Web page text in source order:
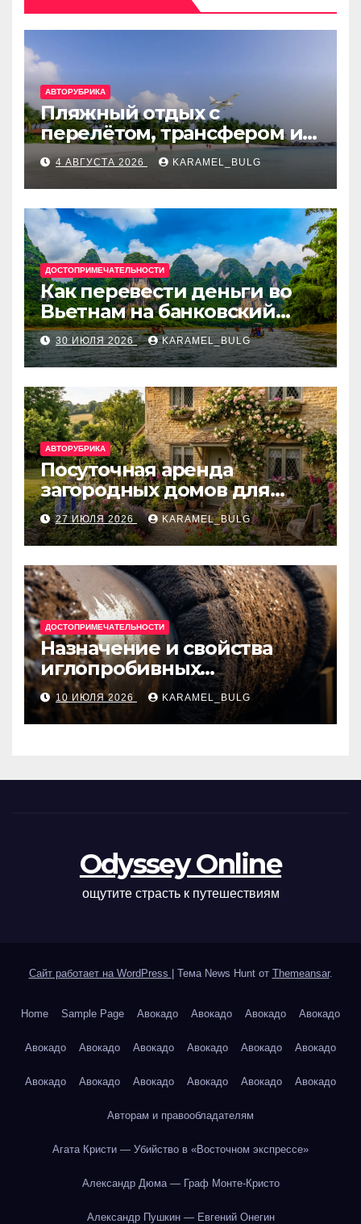
АВТОРУБРИКА
Пляжный отдых с
перелётом, трансфером и
отелем на Мальдивах, в
Турции, Греции, Таиланде
и Европе
4 АВГУСТА 2026 KARAMEL_BULG
ДОСТОПРИМЕЧАТЕЛЬНОСТИ
Как перевести деньги во
Вьетнам на банковский
счёт: VietcomBank, BIDV,
Techcombank и другие
банки
30 ИЮЛЯ 2026 KARAMEL_BULG
АВТОРУБРИКА
Посуточная аренда
загородных домов для
отдыха
27 ИЮЛЯ 2026 KARAMEL_BULG
ДОСТОПРИМЕЧАТЕЛЬНОСТИ
Назначение и свойства
иглопробивных
базальтовых огнеупорных
матов
10 ИЮЛЯ 2026 KARAMEL_BULG
Odyssey Online
ощутите страсть к путешествиям
Сайт работает на WordPress Тема News Hunt от Themeansar.
Home Sample Page Авокадо Авокадо Авокадо Авокадо
Авокадо Авокадо Авокадо Авокадо Авокадо Авокадо
Авокадо Авокадо Авокадо Авокадо Авокадо Авокадо
Авторам и правообладателям
Агата Кристи — Убийство в «Восточном экспрессе»
Александр Дюма — Граф Монте-Кристо
Александр Пушкин — Евгений Онегин